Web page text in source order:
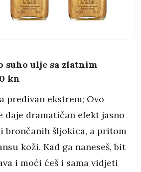
suho ulje sa zlatnim
kn
predivan ekstrem; Ovo
daje dramatičan efekt jasno
brončanih šljokica, a pritom
koži. Kad ga naneseš, bit
i moći ćeš i sama vidjeti